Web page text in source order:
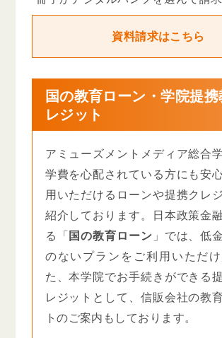
資料請求はこちら
国の教育ローン・学院提携
レジット
アミューズメントメディア総合
学費を心配されている方にも安
用いただけるローンや提携クレ
紹介しております。日本政策金
る「 国の教育ローン 」では、低
のないプランをご利用いただ
た、本学院でお手続きができる
レジットとして、信販会社の教
トのご案内もしております。